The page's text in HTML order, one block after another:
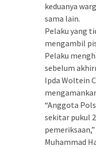
keduanya
sama lain.
Pelaku yang
mengambil
Pelaku
sebelum
Ipda Woltein
“Anggota
sekitar pukul
Muhammad